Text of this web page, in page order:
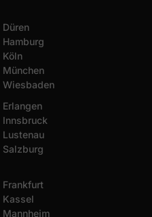
Düren
Hamburg
Köln
München
Wiesbaden
Erlangen
Innsbruck
Lustenau
Salzburg
Frankfurt
Kassel
Mannheim